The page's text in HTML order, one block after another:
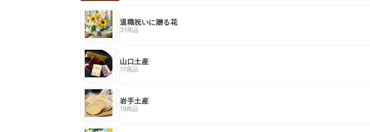
退職祝いに贈る花
31商品
山口土産
17商品
岩手土産
19商品